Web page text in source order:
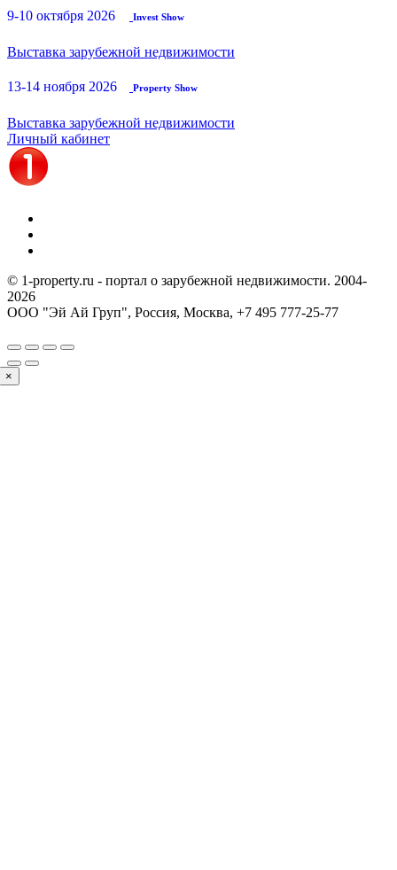
9-10 октября 2026 Invest Show
Выставка зарубежной недвижимости
13-14 ноября 2026 Property Show
Выставка зарубежной недвижимости
Личный кабинет
© 1-property.ru - портал о зарубежной недвижимости. 2004-
2026
ООО "Эй Ай Груп", Россия, Москва, +7 495 777-25-77
×